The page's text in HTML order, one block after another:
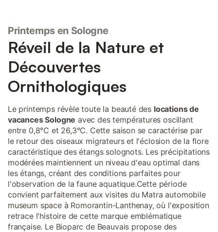
Printemps en Sologne
Réveil de la Nature et
Découvertes
Ornithologiques
Le printemps révèle toute la beauté des locations de
vacances Sologne avec des températures oscillant
entre 0,8°C et 26,3°C. Cette saison se caractérise par
le retour des oiseaux migrateurs et l'éclosion de la flore
caractéristique des étangs solognots. Les précipitations
modérées maintiennent un niveau d'eau optimal dans
les étangs, créant des conditions parfaites pour
l'observation de la faune aquatique.Cette période
convient parfaitement aux visites du Matra automobile
museum space à Romorantin-Lanthenay, où l'exposition
retrace l'histoire de cette marque emblématique
française. Le Bioparc de Beauvais propose des